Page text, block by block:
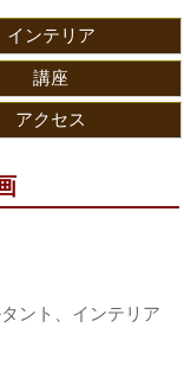
インテリア
講座
アクセス
ント、インテリア